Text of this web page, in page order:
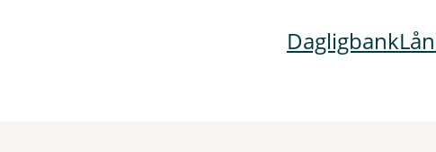
DagligbankLån